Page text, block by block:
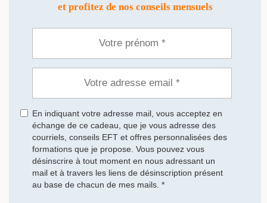
et profitez de nos conseils mensuels
En indiquant votre adresse mail, vous acceptez en
échange de ce cadeau, que je vous adresse des
courriels, conseils EFT et offres personnalisées des
formations que je propose. Vous pouvez vous
désinscrire à tout moment en nous adressant un
mail et à travers les liens de désinscription présent
au base de chacun de mes mails. *